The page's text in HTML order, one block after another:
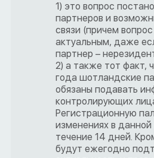
1) это вопрос
партнеров и
связи (причем
актуальным, даже
партнер –
2) а также тот факт,
года шотландские
обязаны подавать
контролирующих
Регистрационную
изменениях в
течение 14 дней.
будут ежегодно